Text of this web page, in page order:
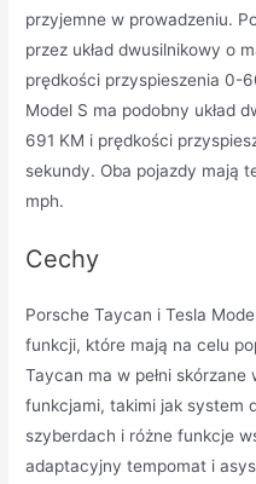
przyjemne w prowadzeniu.
przez układ dwusilnikowy o
prędkości przyspieszenia 0-
Model S ma podobny układ
691 KM i prędkości
sekundy. Oba pojazdy mają
mph.
Cechy
Porsche Taycan i Tesla
funkcji, które mają na celu
Taycan ma w pełni
funkcjami, takimi jak system
szyberdach i różne funkcje
adaptacyjny tempomat i